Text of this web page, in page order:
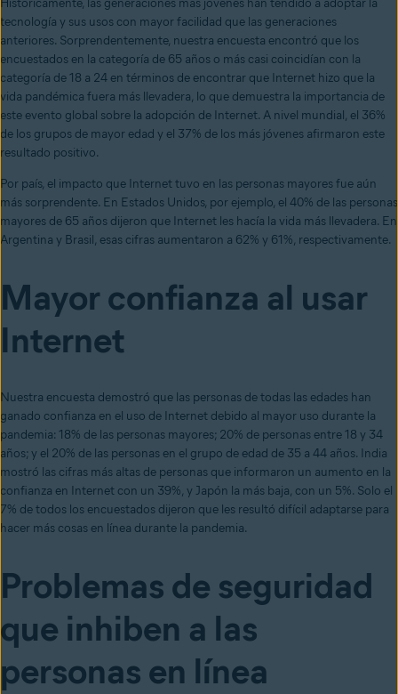
Históricamente, las generaciones más jóvenes han tendido a adoptar la
tecnología y sus usos con mayor facilidad que las generaciones
anteriores. Sorprendentemente, nuestra encuesta encontró que los
encuestados en la categoría de 65 años o más casi coincidían con la
categoría de 18 a 24 en términos de encontrar que Internet hizo que la
vida pandémica fuera más llevadera, lo que demuestra la importancia de
este evento global sobre la adopción de Internet. A nivel mundial, el 36%
de los grupos de mayor edad y el 37% de los más jóvenes afirmaron este
resultado positivo.
Por país, el impacto que Internet tuvo en las personas mayores fue aún
más sorprendente. En Estados Unidos, por ejemplo, el 40% de las personas
mayores de 65 años dijeron que Internet les hacía la vida más llevadera. En
Argentina y Brasil, esas cifras aumentaron a 62% y 61%, respectivamente.
Mayor confianza al usar
Internet
Nuestra encuesta demostró que las personas de todas las edades han
ganado confianza en el uso de Internet debido al mayor uso durante la
pandemia: 18% de las personas mayores; 20% de personas entre 18 y 34
años; y el 20% de las personas en el grupo de edad de 35 a 44 años. India
mostró las cifras más altas de personas que informaron un aumento en la
confianza en Internet con un 39%, y Japón la más baja, con un 5%. Solo el
7% de todos los encuestados dijeron que les resultó difícil adaptarse para
hacer más cosas en línea durante la pandemia.
Problemas de seguridad
que inhiben a las
personas en línea